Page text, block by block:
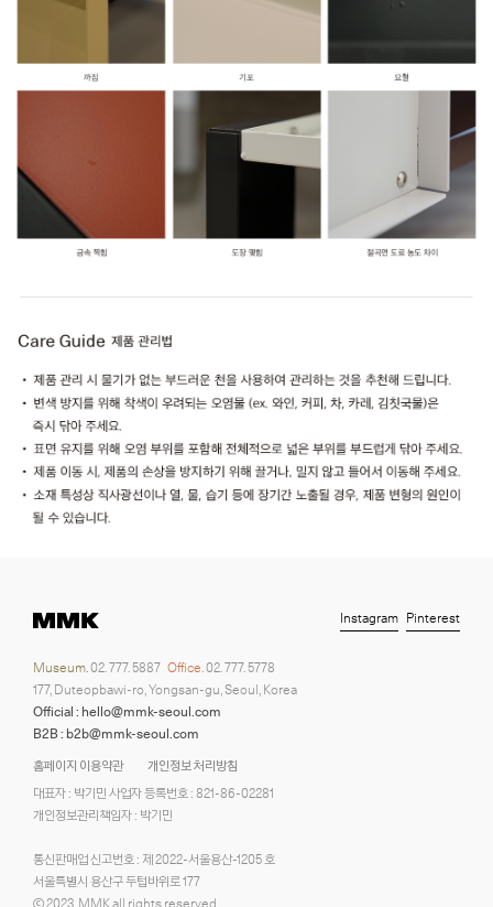
홈페이지 이용약관
개인정보 처리방침
대표자 : 박기민 사업자 등록번호 : 821-86-02281
개인정보관리책임자 : 박기민
통신판매업 신고번호 : 제 2022-서울용산-1205 호
서울특별시 용산구 두텁바위로 177
ⓒ 2023. MMK all rights reserved
Museum. 02. 777. 5887 Office. 02. 777. 5778
177, Duteopbawi-ro, Yongsan-gu, Seoul, Korea
Official : hello@mmk-seoul.com
B2B : b2b@mmk-seoul.com
Instagram Pinterest